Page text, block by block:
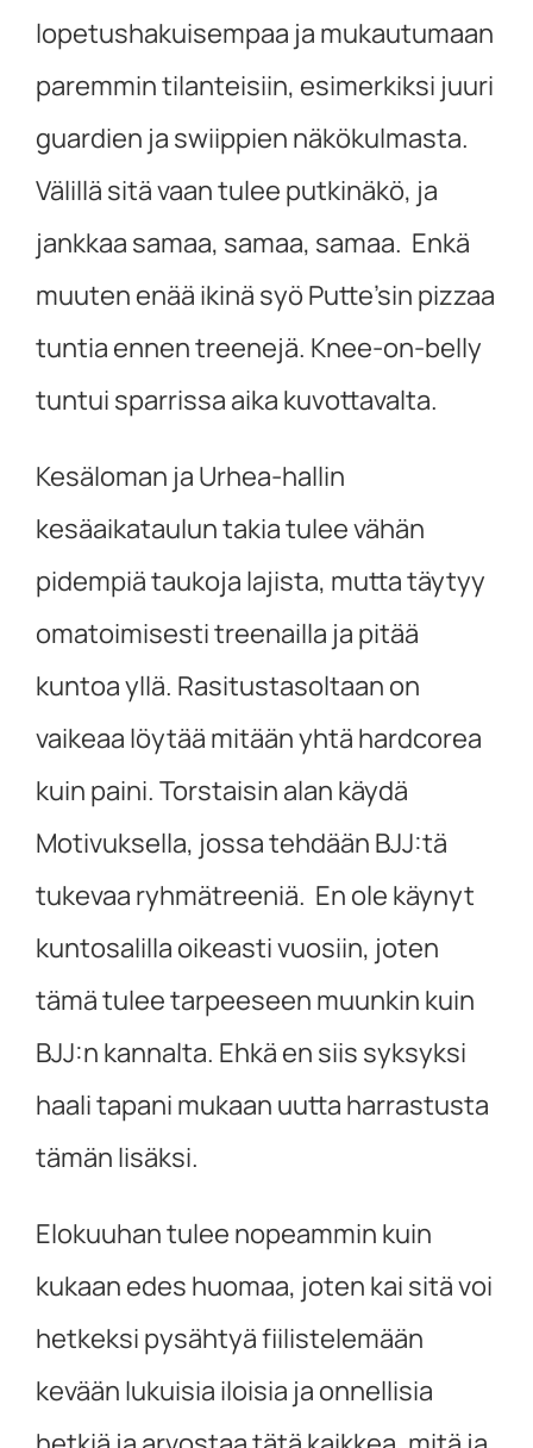
lopetushakuisempaa ja mukautumaan
paremmin tilanteisiin, esimerkiksi juuri
guardien ja swiippien näkökulmasta.
Välillä sitä vaan tulee putkinäkö, ja
jankkaa samaa, samaa, samaa. Enkä
muuten enää ikinä syö Putte’sin pizzaa
tuntia ennen treenejä. Knee-on-belly
tuntui sparrissa aika kuvottavalta.
Kesäloman ja Urhea-hallin
kesäaikataulun takia tulee vähän
pidempiä taukoja lajista, mutta täytyy
omatoimisesti treenailla ja pitää
kuntoa yllä. Rasitustasoltaan on
vaikeaa löytää mitään yhtä hardcorea
kuin paini. Torstaisin alan käydä
Motivuksella, jossa tehdään BJJ:tä
tukevaa ryhmätreeniä. En ole käynyt
kuntosalilla oikeasti vuosiin, joten
tämä tulee tarpeeseen muunkin kuin
BJJ:n kannalta. Ehkä en siis syksyksi
haali tapani mukaan uutta harrastusta
tämän lisäksi.
Elokuuhan tulee nopeammin kuin
kukaan edes huomaa, joten kai sitä voi
hetkeksi pysähtyä fiilistelemään
kevään lukuisia iloisia ja onnellisia